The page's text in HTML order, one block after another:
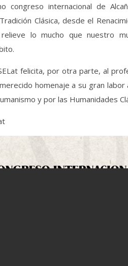
congreso internacional de
Clásica, desde el
lo mucho que nuestro
felicita, por otra parte, al
homenaje a su gran labor
y por las Humanidades